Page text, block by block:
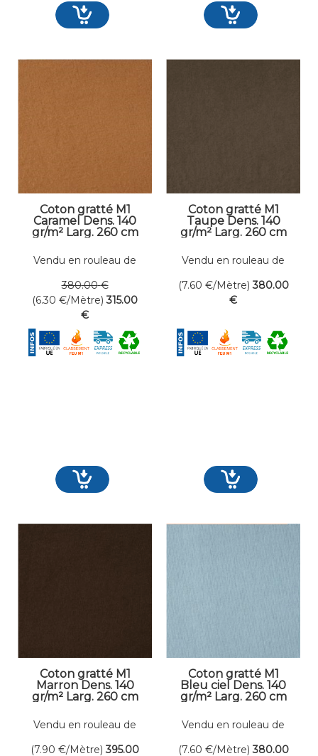
Coton gratté M1
Caramel Dens. 140
gr/m² Larg. 260 cm
Vendu en rouleau de
380.00 €
(6.30 €/Mètre) 315.00
€
Coton gratté M1
Taupe Dens. 140
gr/m² Larg. 260 cm
Vendu en rouleau de
(7.60 €/Mètre) 380.00
€
Coton gratté M1
Marron Dens. 140
gr/m² Larg. 260 cm
Vendu en rouleau de
(7.90 €/Mètre) 395.00
Coton gratté M1
Bleu ciel Dens. 140
gr/m² Larg. 260 cm
Vendu en rouleau de
(7.60 €/Mètre) 380.00